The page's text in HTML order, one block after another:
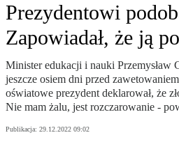
Prezydentowi
Zapowiadał, że ją
Minister edukacji i nauki Przemysław
jeszcze osiem dni przed
oświatowe prezydent deklarował, że
Nie mam żalu, jest rozczarowanie -
Publikacja: 29.12.2022 09:02